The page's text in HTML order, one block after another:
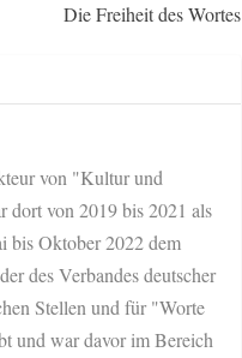
Die Freiheit des Wortes
von "Kultur und
dort von 2019 bis 2021 als
bis Oktober 2022 dem
des Verbandes deutscher
Stellen und für "Worte
und war davor im Bereich